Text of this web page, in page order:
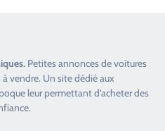
. Petites annonces devoitures
à vendre. Un site dédié aux
leur permettant d’acheter des